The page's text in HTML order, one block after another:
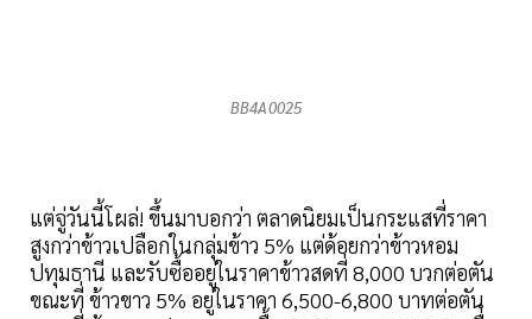
BB4A0025
แต่จู่วันนี้โผล่! ขึ้นมาบอกว่า ตลาดนิยมเป็นกระแสที่ราคา
สูงกว่าข้าวเปลือกในกลุ่มข้าว 5% แต่ด้อยกว่าข้าวหอม
ปทุมธานี และรับซื้ออยู่ในราคาข้าวสดที่ 8,000 บวกต่อตัน
ขณะที่ ข้าวขาว 5% อยู่ในราคา 6,500-6,800 บาทต่อตัน